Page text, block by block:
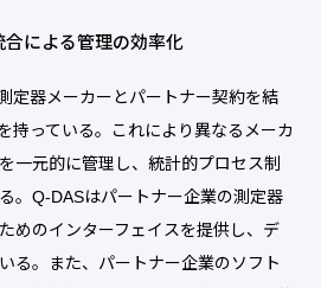
による管理の効率化
定器メーカーとパートナー契約を結
持っている。これにより異なるメーカ
一元的に管理し、統計的プロセス制
。Q-DASはパートナー企業の測定器
めのインターフェイスを提供し、デ
る。また、パートナー企業のソフト